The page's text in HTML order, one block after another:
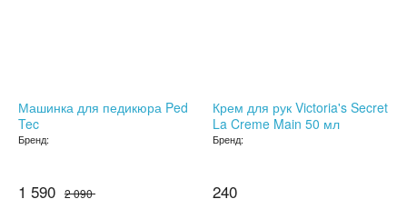
ТОВАРЫ ДЛЯ ТРЕНИРОВОК
Машинка для педикюра Ped
Tec
Бренд:
1 590 2 090
Крем для рук Victoria's Secret
La Creme Main 50 мл
Бренд:
240